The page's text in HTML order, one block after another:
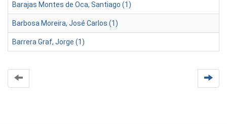
Barajas Montes de Oca, Santiago (1)
Barbosa Moreira, José Carlos (1)
Barrera Graf, Jorge (1)